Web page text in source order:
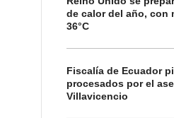
de calor del año, con
36°C
Fiscalía de Ecuador
procesados por el
Villavicencio